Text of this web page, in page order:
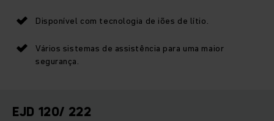
Disponível com tecnologia de iões de lítio.
Vários sistemas de assistência para uma maior
segurança.
EJD 120/ 222